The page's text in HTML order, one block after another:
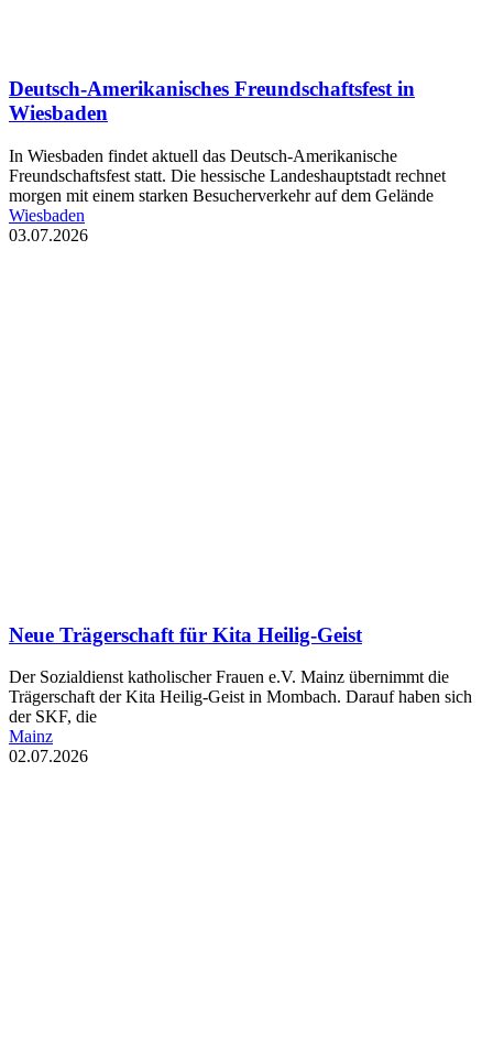
Deutsch-Amerikanisches Freundschaftsfest in
Wiesbaden
In Wiesbaden findet aktuell das Deutsch-Amerikanische
Freundschaftsfest statt. Die hessische Landeshauptstadt rechnet
morgen mit einem starken Besucherverkehr auf dem Gelände
Wiesbaden
03.07.2026
Neue Trägerschaft für Kita Heilig-Geist
Der Sozialdienst katholischer Frauen e.V. Mainz übernimmt die
Trägerschaft der Kita Heilig-Geist in Mombach. Darauf haben sich
der SKF, die
Mainz
02.07.2026